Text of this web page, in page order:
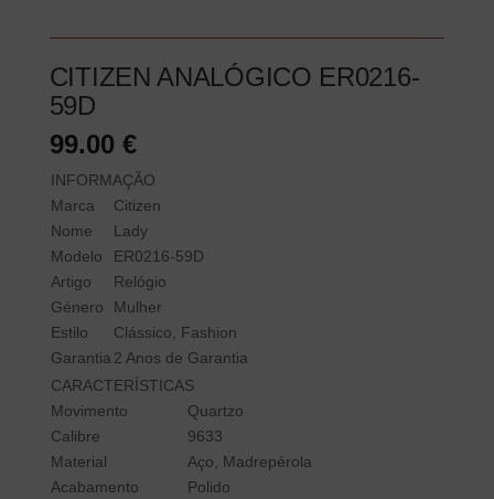
CITIZEN ANALÓGICO ER0216-
59D
99.00 €
INFORMAÇÃO
Marca
Citizen
Nome
Lady
Modelo
ER0216-59D
Artigo
Relógio
Género
Mulher
Estilo
Clássico, Fashion
Garantia 2 Anos de Garantia
CARACTERÍSTICAS
Movimento
Quartzo
Calibre
9633
Material
Aço, Madrepérola
Acabamento
Polido